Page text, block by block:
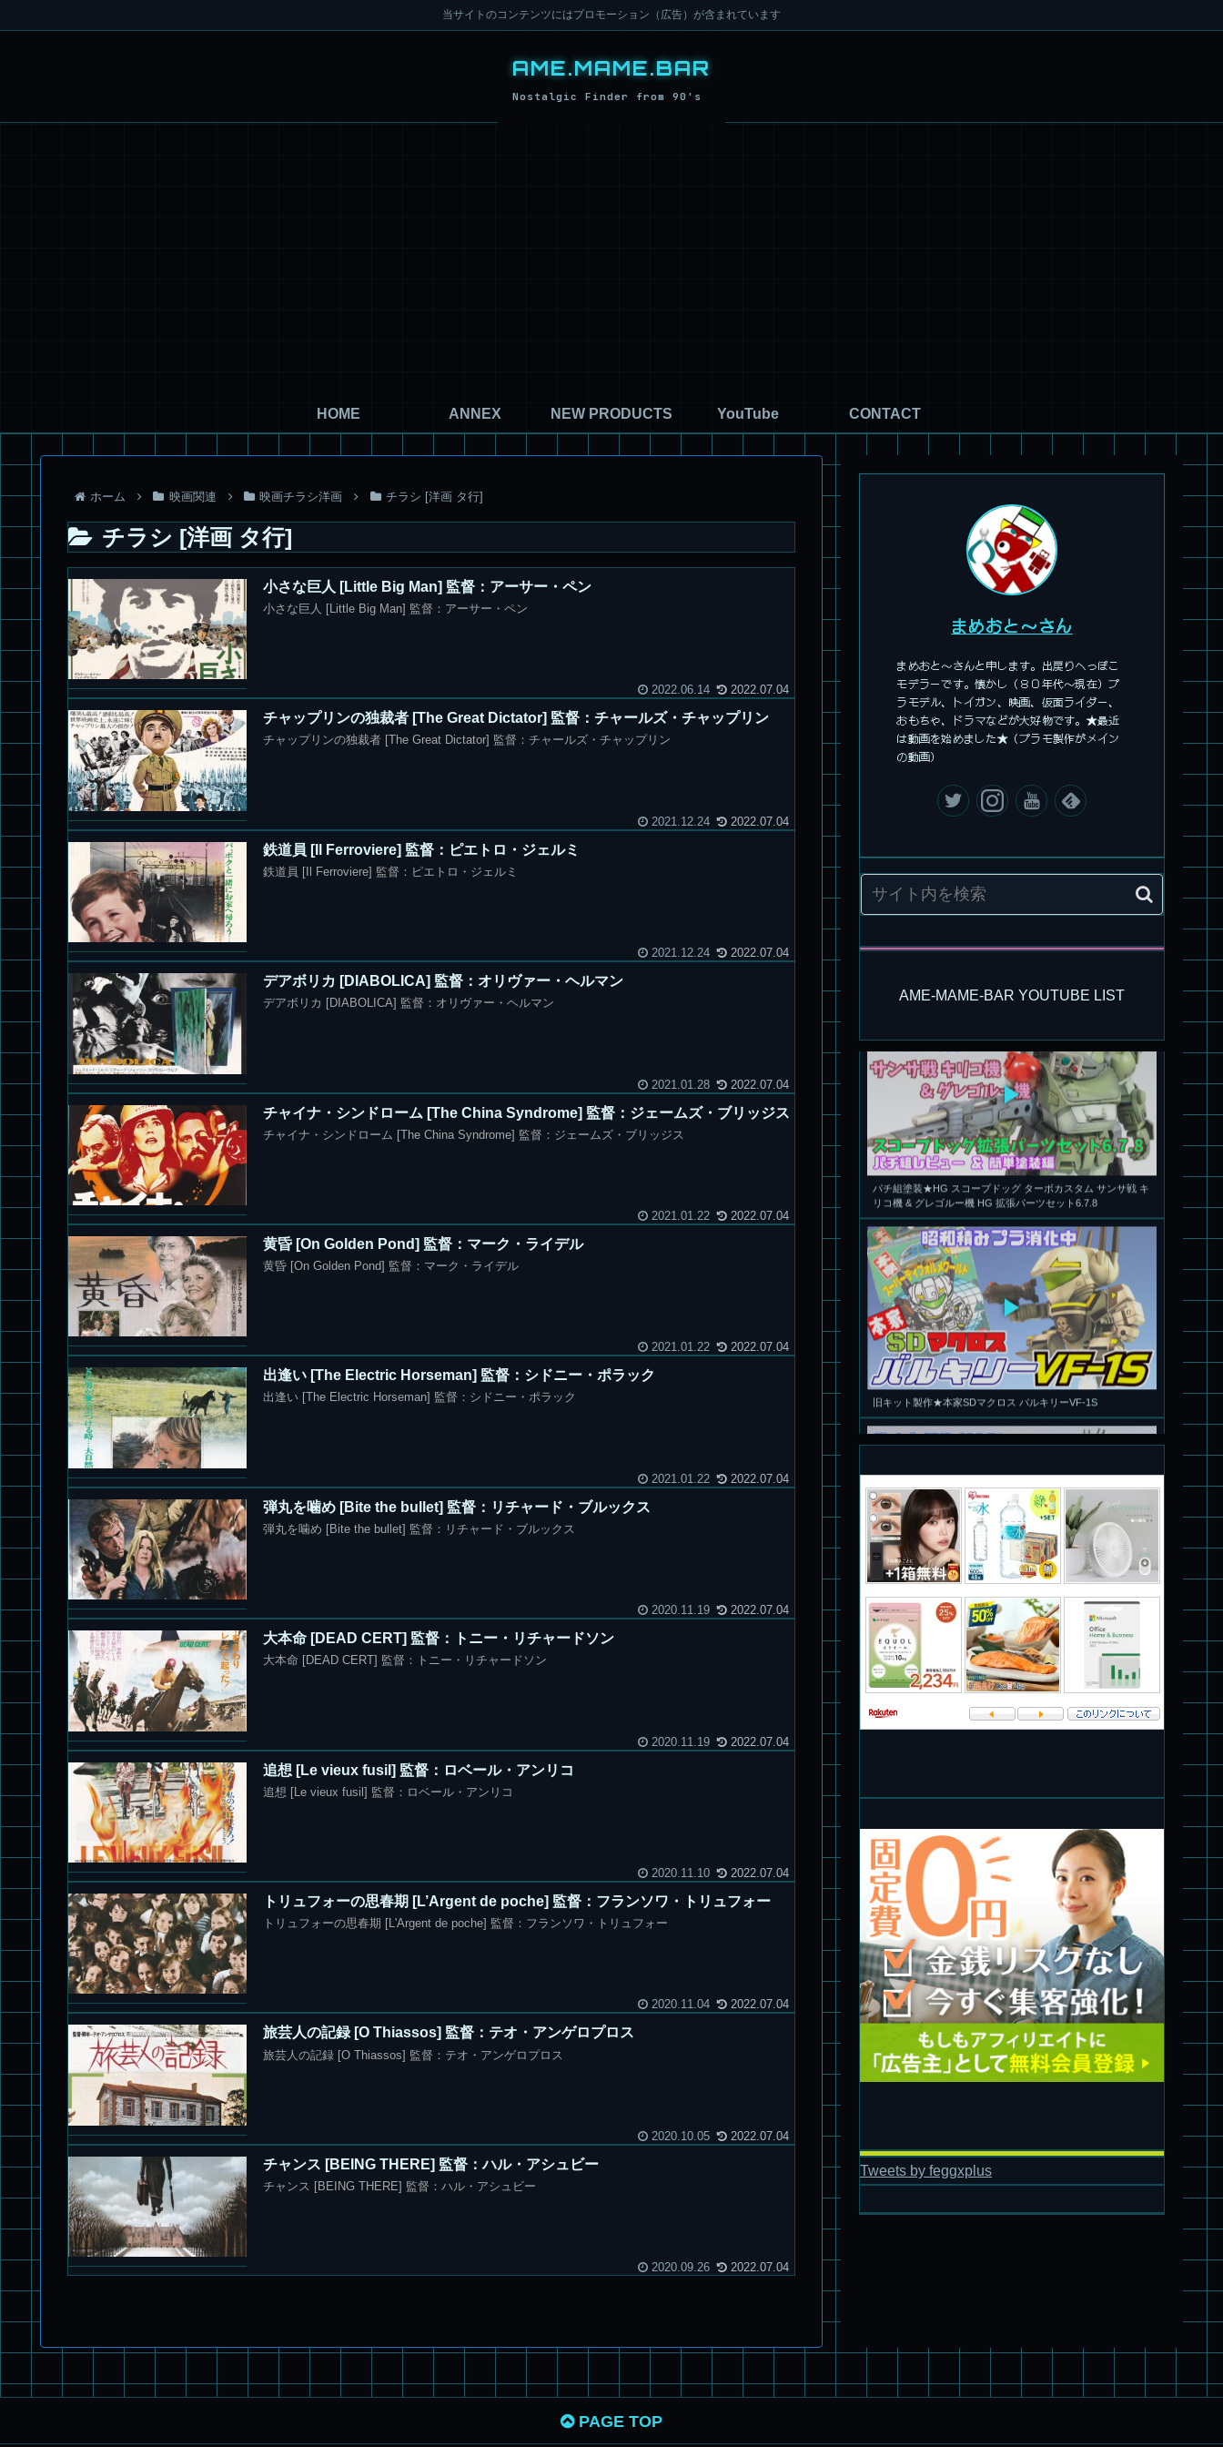
当サイトのコンテンツにはプロモーション（広告）が含まれています
HOME ANNEX NEW PRODUCTS YouTube CONTACT
ホーム 映画関連 映画チラシ洋画 チラシ [洋画 タ行]
チラシ [洋画 タ行]
小さな巨人 [Little Big Man] 監督：アーサー・ペン
小さな巨人 [Little Big Man] 監督：アーサー・ペン
2022.06.14 2022.07.04
チャップリンの独裁者 [The Great Dictator] 監督：チャールズ・チャップリン
チャップリンの独裁者 [The Great Dictator] 監督：チャールズ・チャップリン
2021.12.24 2022.07.04
鉄道員 [Il Ferroviere] 監督：ピエトロ・ジェルミ
鉄道員 [Il Ferroviere] 監督：ピエトロ・ジェルミ
2021.12.24 2022.07.04
デアボリカ [DIABOLICA] 監督：オリヴァー・ヘルマン
デアボリカ [DIABOLICA] 監督：オリヴァー・ヘルマン
2021.01.28 2022.07.04
チャイナ・シンドローム [The China Syndrome] 監督：ジェームズ・ブリッジス
チャイナ・シンドローム [The China Syndrome] 監督：ジェームズ・ブリッジス
2021.01.22 2022.07.04
黄昏 [On Golden Pond] 監督：マーク・ライデル
黄昏 [On Golden Pond] 監督：マーク・ライデル
2021.01.22 2022.07.04
出逢い [The Electric Horseman] 監督：シドニー・ポラック
出逢い [The Electric Horseman] 監督：シドニー・ポラック
2021.01.22 2022.07.04
弾丸を噛め [Bite the bullet] 監督：リチャード・ブルックス
弾丸を噛め [Bite the bullet] 監督：リチャード・ブルックス
2020.11.19 2022.07.04
大本命 [DEAD CERT] 監督：トニー・リチャードソン
大本命 [DEAD CERT] 監督：トニー・リチャードソン
2020.11.19 2022.07.04
追想 [Le vieux fusil] 監督：ロベール・アンリコ
追想 [Le vieux fusil] 監督：ロベール・アンリコ
2020.11.10 2022.07.04
トリュフォーの思春期 [L’Argent de poche] 監督：フランソワ・トリュフォー
トリュフォーの思春期 [L'Argent de poche] 監督：フランソワ・トリュフォー
2020.11.04 2022.07.04
旅芸人の記録 [O Thiassos] 監督：テオ・アンゲロプロス
旅芸人の記録 [O Thiassos] 監督：テオ・アンゲロプロス
2020.10.05 2022.07.04
チャンス [BEING THERE] 監督：ハル・アシュビー
チャンス [BEING THERE] 監督：ハル・アシュビー
2020.09.26 2022.07.04
まめおと～さん
まめおと～さんと申します。出戻りへっぽこ
モデラーです。懐かし（８０年代～現在）プ
ラモデル、トイガン、映画、仮面ライダー、
おもちゃ、ドラマなどが大好物です。★最近
は動画を始めました★（プラモ製作がメイン
の動画）
AME-MAME-BAR YOUTUBE LIST
旧キット製作★アオシマ ロボダッチ モビルZ
パチ組塗装★モデロイド 1/60 イングラム リアクティブアーマ
パチ組塗装★HG スコープドッグ ターボカスタム サンサ戦 キ
リコ機 & グレゴルー機 HG 拡張パーツセット6.7.8
旧キット製作★本家SDマクロス バルキリーVF-1S
パチ組塗装★PLAMAX 1/72 バトロイド・バルキリー VF-1S ロ
イ・フォッカー スペシャル
旧キット製作★アオシマ ロボダッチ モビルタマゴロー
パチ組塗装★バンダイ HG スコープドッグ拡張セット3～5
ブルーティッシュドッグ &
Tweets by feggxplus
PAGE TOP